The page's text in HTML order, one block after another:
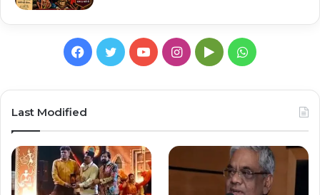
Facebook
TwitterYouTubeInstagram
GoogleWhatsApp
Last Modified